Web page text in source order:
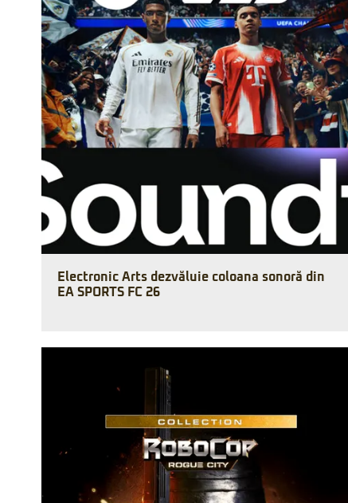
Electronic Arts dezvăluie coloana sonoră din
EA SPORTS FC 26